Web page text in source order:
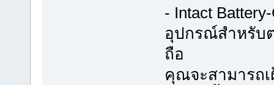
- Intact
อุปกรณ์สำหรับ
ถือ
คุณจะสามารถ